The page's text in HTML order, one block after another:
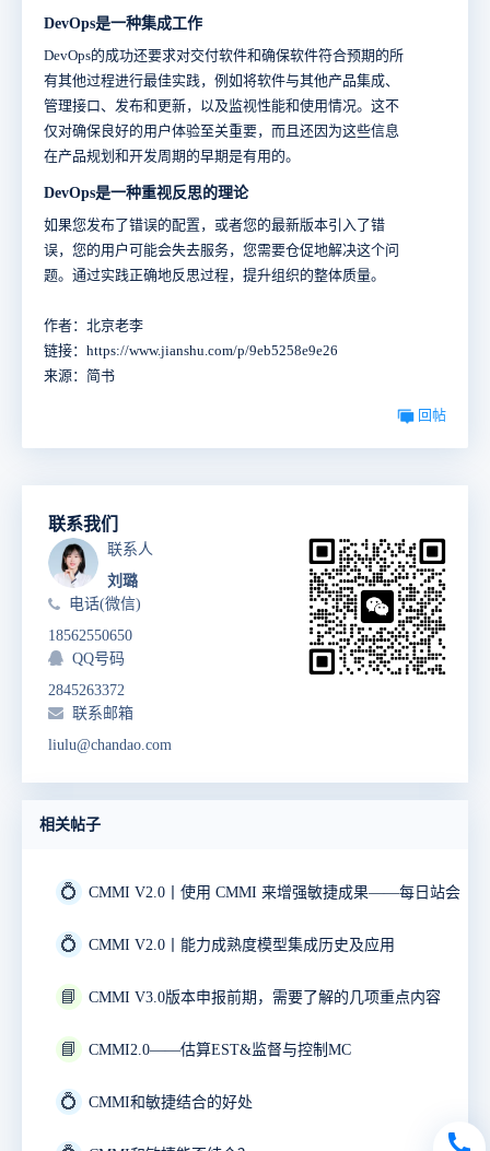
DevOps是一种集成工作
DevOps的成功还要求对交付软件和确保软件符合预期的所
有其他过程进行最佳实践，例如将软件与其他产品集成、
管理接口、发布和更新，以及监视性能和使用情况。这不
仅对确保良好的用户体验至关重要，而且还因为这些信息
在产品规划和开发周期的早期是有用的。
DevOps是一种重视反思的理论
如果您发布了错误的配置，或者您的最新版本引入了错
误，您的用户可能会失去服务，您需要仓促地解决这个问
题。通过实践正确地反思过程，提升组织的整体质量。
作者：北京老李
链接：https://www.jianshu.com/p/9eb5258e9e26
来源：简书
回帖
联系我们
联系人
刘璐
电话(微信)
18562550650
QQ号码
2845263372
联系邮箱
liulu@chandao.com
相关帖子
💍 CMMI V2.0丨使用 CMMI 来增强敏捷成果——每日站会
💍 CMMI V2.0丨能力成熟度模型集成历史及应用
📘 CMMI V3.0版本申报前期，需要了解的几项重点内容
📘 CMMI2.0——估算EST&监督与控制MC
💍 CMMI和敏捷结合的好处